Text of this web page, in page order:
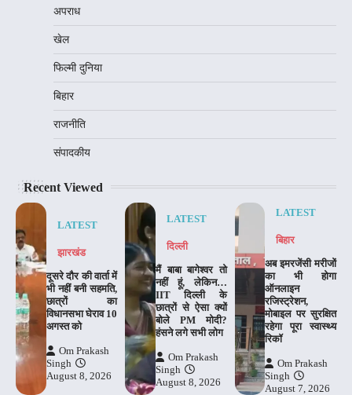
अपराध
खेल
फिल्मी दुनिया
बिहार
राजनीति
संपादकीय
Recent Viewed
LATEST
झारखंड
दूसरे दौर की वार्ता में
भी नहीं बनी सहमति,
छात्रों का
विधानसभा घेराव 10
अगस्त को
Om Prakash
Singh
August 8, 2026
LATEST
दिल्‍ली
मैं बाबा बागेश्वर तो
नहीं हूं, लेकिन…
IIT दिल्ली के
छात्रों से ऐसा क्यों
बोले PM मोदी?
हंसने लगे सभी लोग
Om Prakash
Singh
August 8, 2026
LATEST
बिहार
अब इमरजेंसी मरीजों
का भी होगा
ऑनलाइन
रजिस्ट्रेशन,
मोबाइल पर सुरक्षित
रहेगा पूरा स्वास्थ्य
रिकॉ
Om Prakash
Singh
August 7, 2026